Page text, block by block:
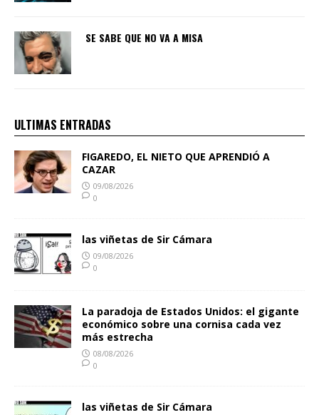
SE SABE QUE NO VA A MISA
ULTIMAS ENTRADAS
FIGAREDO, EL NIETO QUE APRENDIÓ A
CAZAR
09/08/2026
0
las viñetas de Sir Cámara
09/08/2026
0
La paradoja de Estados Unidos: el gigante
económico sobre una cornisa cada vez
más estrecha
08/08/2026
0
las viñetas de Sir Cámara